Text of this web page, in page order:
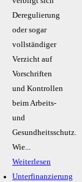
Deregulierung
oder sogar
vollständiger
Verzicht auf
Vorschriften
und Kontrollen
beim Arbeits-
und
Gesundheitsschutz.
Wie...
Weiterlesen
Unterfinanzierung